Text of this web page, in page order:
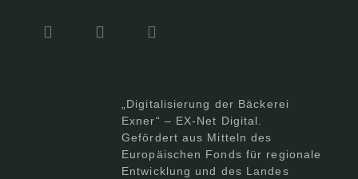
„Digitalisierung der Bäckerei
Exner“ – EX-Net Digital.
Gefördert aus Mitteln des
Europäischen Fonds für regionale
Entwicklung und des Landes